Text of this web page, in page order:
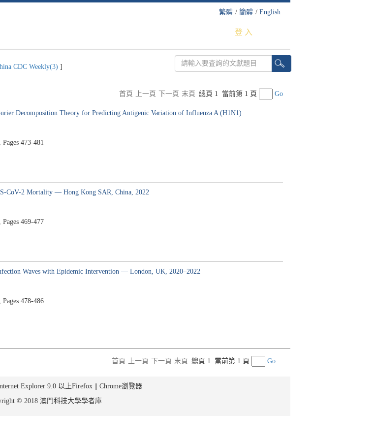
繁體 / 簡體 / English
登 入
CDC Weekly(3) ]
首頁 上一頁 下一頁 末頁 總頁 1 當前第 1 頁 Go
Decomposition Theory for Predicting Antigenic Variation of Influenza A (H1N1)
473-481
CoV-2 Mortality — Hong Kong SAR, China, 2022
469-477
Waves with Epidemic Intervention — London, UK, 2020–2022
478-486
首頁
上一頁 下一頁 末頁 總頁 1 當前第 1 頁 Go
Explorer 9.0 以上Firefox || Chrome瀏覽器
© 2018 澳門科技大學學者庫